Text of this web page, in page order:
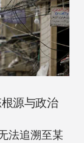
源与政治
法追溯至某